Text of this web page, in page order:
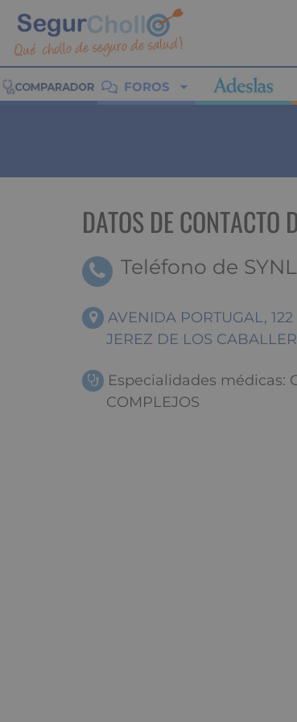
FOROS
DATOS DE CONTACTO
Teléfono de
AVENIDA PORTUGAL,
JEREZ DE LOS
Especialidades médicas:
COMPLEJOS